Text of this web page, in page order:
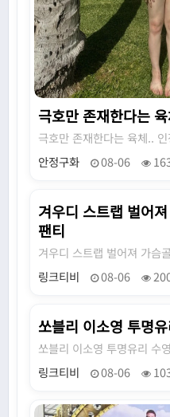
극호만 존재한다는
극호만 존재한다는 육체..
안정구화
08-06
겨우디 스트랩 벌어
팬티
겨우디 스트랩 벌어져 가슴
링크티비
08-06
쏘블리 이소영 투명
쏘블리 이소영 투명유리 수
링크티비
08-06